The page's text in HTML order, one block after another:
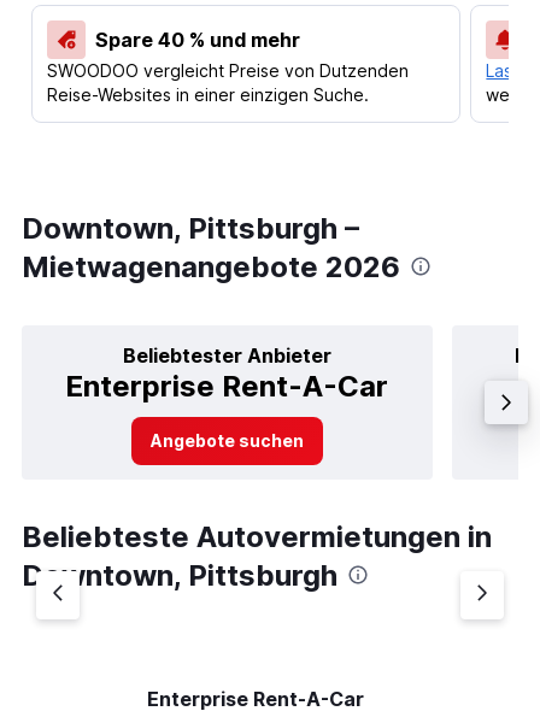
Spare 40 % und mehr
SWOODOO vergleicht Preise von Dutzenden
Reise-Websites in einer einzigen Suche.
Lass
Downtown, Pittsburgh –
Mietwagenangebote 2026
Beliebtester Anbieter
Enterprise Rent-A-Car
Angebote suchen
Beliebteste Autovermietungen in
Downtown, Pittsburgh
Enterprise Rent-A-Car